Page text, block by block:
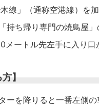
線」（通称空港線）を
持ち帰り専門の焼鳥屋
ートル先左手に入り口
】
ーを降りると一番左側